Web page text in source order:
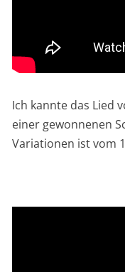
Ich kannte das Lied
einer gewonnenen
Variationen ist vom